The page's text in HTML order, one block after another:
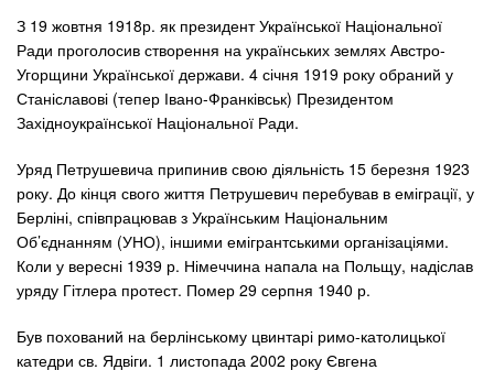
З 19 жовтня 1918р. як президент Української Національної
Ради проголосив створення на українських землях Австро-
Угорщини Української держави. 4 січня 1919 року обраний у
Станіславові (тепер Івано-Франківськ) Президентом
Західноукраїнської Національної Ради.
Уряд Петрушевича припинив свою діяльність 15 березня 1923
року. До кінця свого життя Петрушевич перебував в еміграції, у
Берліні, співпрацював з Українським Національним
Об’єднанням (УНО), іншими емігрантськими організаціями.
Коли у вересні 1939 р. Німеччина напала на Польщу, надіслав
уряду Гітлера протест. Помер 29 серпня 1940 р.
Був похований на берлінському цвинтарі римо-католицької
катедри св. Ядвіги. 1 листопада 2002 року Євгена